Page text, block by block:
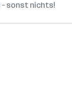
– sonst nichts!